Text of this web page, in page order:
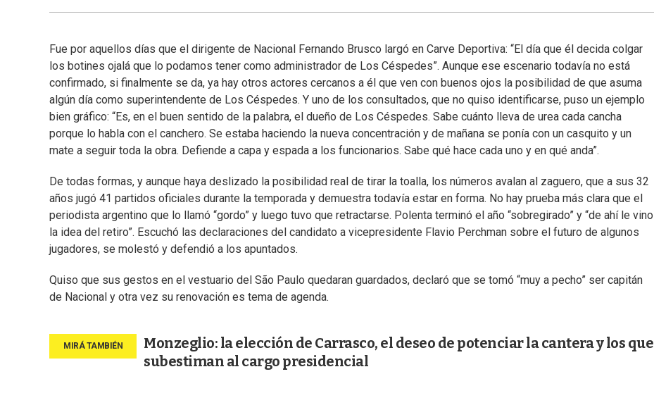
Fue por aquellos días que el dirigente de Nacional Fernando Brusco largó en Carve Deportiva: “El día que él decida colgar
los botines ojalá que lo podamos tener como administrador de Los Céspedes”. Aunque ese escenario todavía no está
confirmado, si finalmente se da, ya hay otros actores cercanos a él que ven con buenos ojos la posibilidad de que asuma
algún día como superintendente de Los Céspedes. Y uno de los consultados, que no quiso identificarse, puso un ejemplo
bien gráfico: “Es, en el buen sentido de la palabra, el dueño de Los Céspedes. Sabe cuánto lleva de urea cada cancha
porque lo habla con el canchero. Se estaba haciendo la nueva concentración y de mañana se ponía con un casquito y un
mate a seguir toda la obra. Defiende a capa y espada a los funcionarios. Sabe qué hace cada uno y en qué anda”.
De todas formas, y aunque haya deslizado la posibilidad real de tirar la toalla, los números avalan al zaguero, que a sus 32
años jugó 41 partidos oficiales durante la temporada y demuestra todavía estar en forma. No hay prueba más clara que el
periodista argentino que lo llamó “gordo” y luego tuvo que retractarse. Polenta terminó el año “sobregirado” y “de ahí le vino
la idea del retiro”. Escuchó las declaraciones del candidato a vicepresidente Flavio Perchman sobre el futuro de algunos
jugadores, se molestó y defendió a los apuntados.
Quiso que sus gestos en el vestuario del São Paulo quedaran guardados, declaró que se tomó “muy a pecho” ser capitán
de Nacional y otra vez su renovación es tema de agenda.
Monzeglio: la elección de Carrasco, el deseo de potenciar la cantera y los que
subestiman al cargo presidencial